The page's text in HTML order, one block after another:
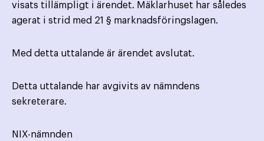
visats tillämpligt i ärendet. Mäklarhuset har således
agerat i strid med 21 § marknadsföringslagen.
Med detta uttalande är ärendet avslutat.
Detta uttalande har avgivits av nämndens
sekreterare.
NIX-nämnden